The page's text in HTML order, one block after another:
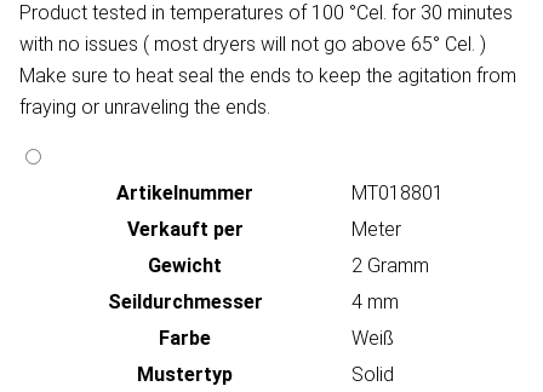
Product tested in temperatures of 100 °Cel. for 30 minutes
with no issues ( most dryers will not go above 65° Cel. )
Make sure to heat seal the ends to keep the agitation from
fraying or unraveling the ends.
Artikeln‌ummer
MT018801
Verkauft per
Meter
Gewicht
2 Gramm
Seildurchmesser
4 mm
Farbe
Weiß
Mustertyp
Solid